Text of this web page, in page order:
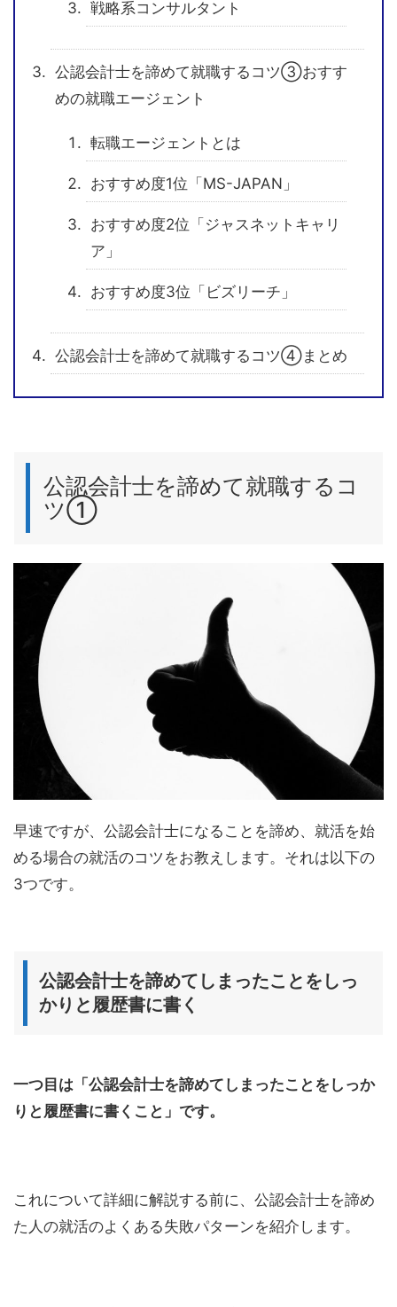
戦略系コンサルタント
公認会計士を諦めて就職するコツ③おすす
めの就職エージェント
転職エージェントとは
おすすめ度1位「MS-JAPAN」
おすすめ度2位「ジャスネットキャリ
ア」
おすすめ度3位「ビズリーチ」
公認会計士を諦めて就職するコツ④まとめ
公認会計士を諦めて就職するコ
ツ①
早速ですが、公認会計士になることを諦め、就活を始
める場合の就活のコツをお教えします。それは以下の
3つです。
公認会計士を諦めてしまったことをしっ
かりと履歴書に書く
一つ目は「公認会計士を諦めてしまったことをしっか
りと履歴書に書くこと」です。
これについて詳細に解説する前に、公認会計士を諦め
た人の就活のよくある失敗パターンを紹介します。